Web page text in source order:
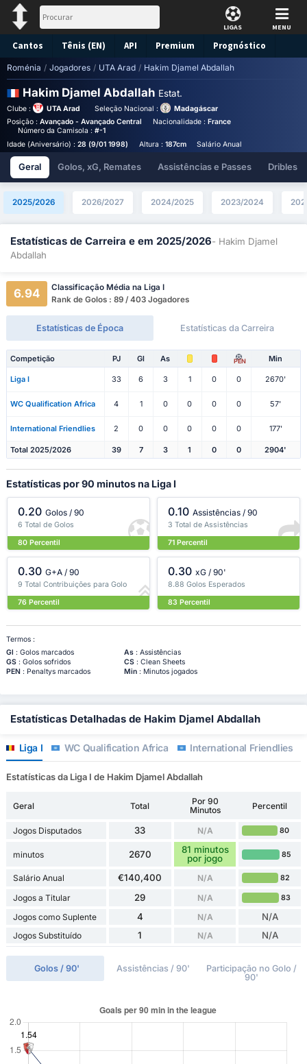
LIGAS MENU
Cantos Tênis (EN) API Premium Prognóstico
Roménia / Jogadores / UTA Arad / Hakim Djamel Abdallah
Hakim Djamel Abdallah Estat.
Clube : UTA Arad Seleção Nacional :
Madagáscar
Posição : Avançado - Avançado Central Nacionalidade : France
Número da Camisola : #-1
Idade (Aniversário) : 28 (9/01 1998) Altura : 187cm Salário Anual (Euros) :
Geral Golos, xG, Remates Assistências e Passes Dribles
2025/2026 2026/2027 2024/2025 2023/2024
Estatísticas de Carreira e em 2025/2026- Hakim Djamel
Abdallah
6.94
Classificação Média na Liga I
Rank de Golos : 89 / 403 Jogadores
Estatísticas de Época Estatísticas da Carreira
Competição PJ Gl As PEN Min
Liga I 33 6 3 1 0 0 2670'
WC Qualification Africa 4 1 0 0 0 0 57'
International Friendlies 2 0 0 0 0 0 177'
Total 2025/2026 39 7 3 1 0 0 2904'
Estatísticas por 90 minutos na Liga I
0.20 Golos / 90
6 Total de Golos
80 Percentil
0.10 Assistências / 90
3 Total de Assistências
71 Percentil
0.30 G+A / 90
9 Total Contribuições para Golo
76 Percentil
0.30 xG / 90'
8.88 Golos Esperados
83 Percentil
Termos :
Gl : Golos marcados As: Assistências
GS: Golos sofridos CS: Clean Sheets
PEN: Penaltys marcados Min: Minutos jogados
Estatísticas Detalhadas de Hakim Djamel Abdallah
Liga I WC Qualification Africa International Friendlies
Estatísticas da Liga I de Hakim Djamel Abdallah
Geral Total
Por 90
Minutos
Percentil
Jogos Disputados 33 N/A 80
minutos 2670
81 minutos
por jogo
85
Salário Anual €140,400 N/A 82
Jogos a Titular 29 N/A 83
Jogos como Suplente 4 N/A N/A
Jogos Substituído 1 N/A N/A
Golos / 90' Assistências / 90'
Participação no Golo /
90'